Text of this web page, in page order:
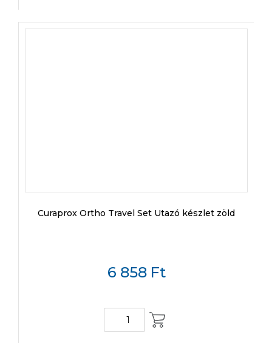
Curaprox Ortho Travel Set Utazó készlet zöld
6 858 Ft